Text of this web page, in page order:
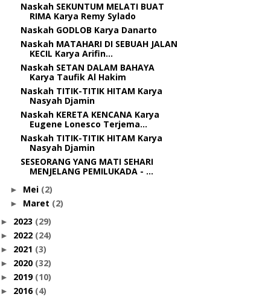
Naskah SEKUNTUM MELATI BUAT
RIMA Karya Remy Sylado
Naskah GODLOB Karya Danarto
Naskah MATAHARI DI SEBUAH JALAN
KECIL Karya Arifin...
Naskah SETAN DALAM BAHAYA
Karya Taufik Al Hakim
Naskah TITIK-TITIK HITAM Karya
Nasyah Djamin
Naskah KERETA KENCANA Karya
Eugene Lonesco Terjema...
Naskah TITIK-TITIK HITAM Karya
Nasyah Djamin
SESEORANG YANG MATI SEHARI
MENJELANG PEMILUKADA - ...
► Mei (2)
► Maret (2)
► 2023 (29)
► 2022 (24)
► 2021 (3)
► 2020 (32)
► 2019 (10)
► 2016 (4)